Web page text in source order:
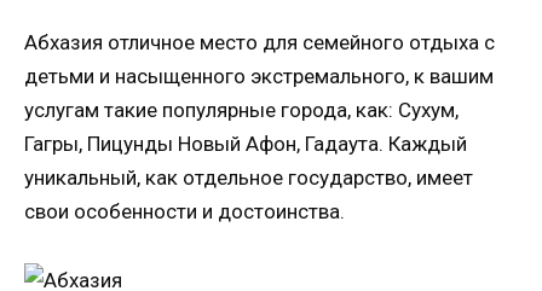
Абхазия отличное место для семейного отдыха с
детьми и насыщенного экстремального, к вашим
услугам такие популярные города, как: Сухум,
Гагры, Пицунды Новый Афон, Гадаута. Каждый
уникальный, как отдельное государство, имеет
свои особенности и достоинства.